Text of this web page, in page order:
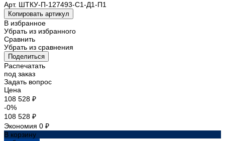
Арт. ШТКУ-П-127493-С1-Д1-П1
Копировать артикул
В избранное
Убрать из избранного
Сравнить
Убрать из сравнения
Поделиться
Распечатать
под заказ
Задать вопрос
Цена
108 528 ₽
-0%
108 528 ₽
Экономия 0 ₽
В корзину